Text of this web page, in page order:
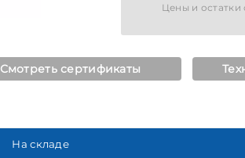
Цены и остатки
Смотреть сертификаты
На складе